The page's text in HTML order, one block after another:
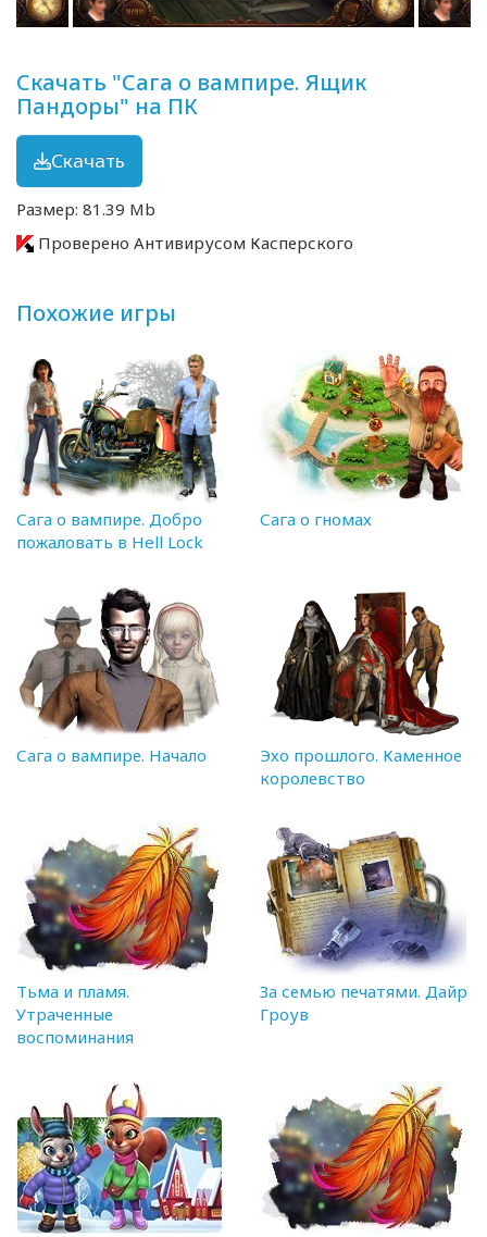
Скачать "Сага о вампире. Ящик
Пандоры" на ПК
Скачать
Размер: 81.39 Mb
Проверено Антивирусом Касперского
Похожие игры
Сага о вампире. Добро
пожаловать в Hell Lock
Сага о гномах
Сага о вампире. Начало
Эхо прошлого. Каменное
королевство
Тьма и пламя.
Утраченные
воспоминания
За семью печатями. Дайр
Гроув